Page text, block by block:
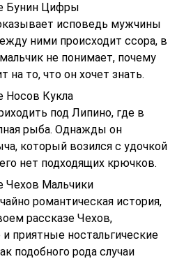
Бунин Цифры
исповедь мужчины
ними происходит ссора, в
не понимает, почему
на то, что он хочет знать.
Носов Кукла
под Липино, где в
рыба. Однажды он
который возился с удочкой
нет подходящих крючков.
Чехов Мальчики
романтическая история,
рассказе Чехов,
приятные ностальгические
подобного рода случаи